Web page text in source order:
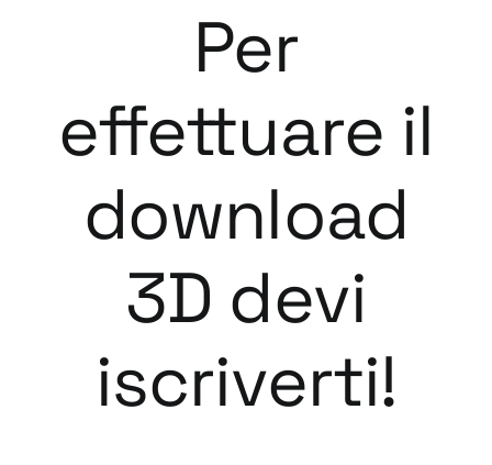
Per
effettuare il
download
3D devi
iscriverti!